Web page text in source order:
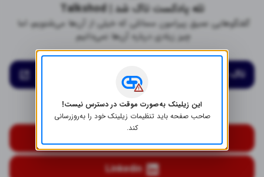
Talkshod | تله پادکست تاک شد
گفتگوهایی عمیق پیرامون مسائلی که خیلی از آن‌ها می‌شنویم، اما
چیز زیادی درباره آن‌ها نمی‌دانیم.
تاک شد پلاس
شبکه‌های اجتماعی
Linkedin
این زیلینک به‌صورت موقت در دسترس نیست!
صاحب صفحه باید تنظیمات زیلینک خود را به‌روز‌رسانی
کند.